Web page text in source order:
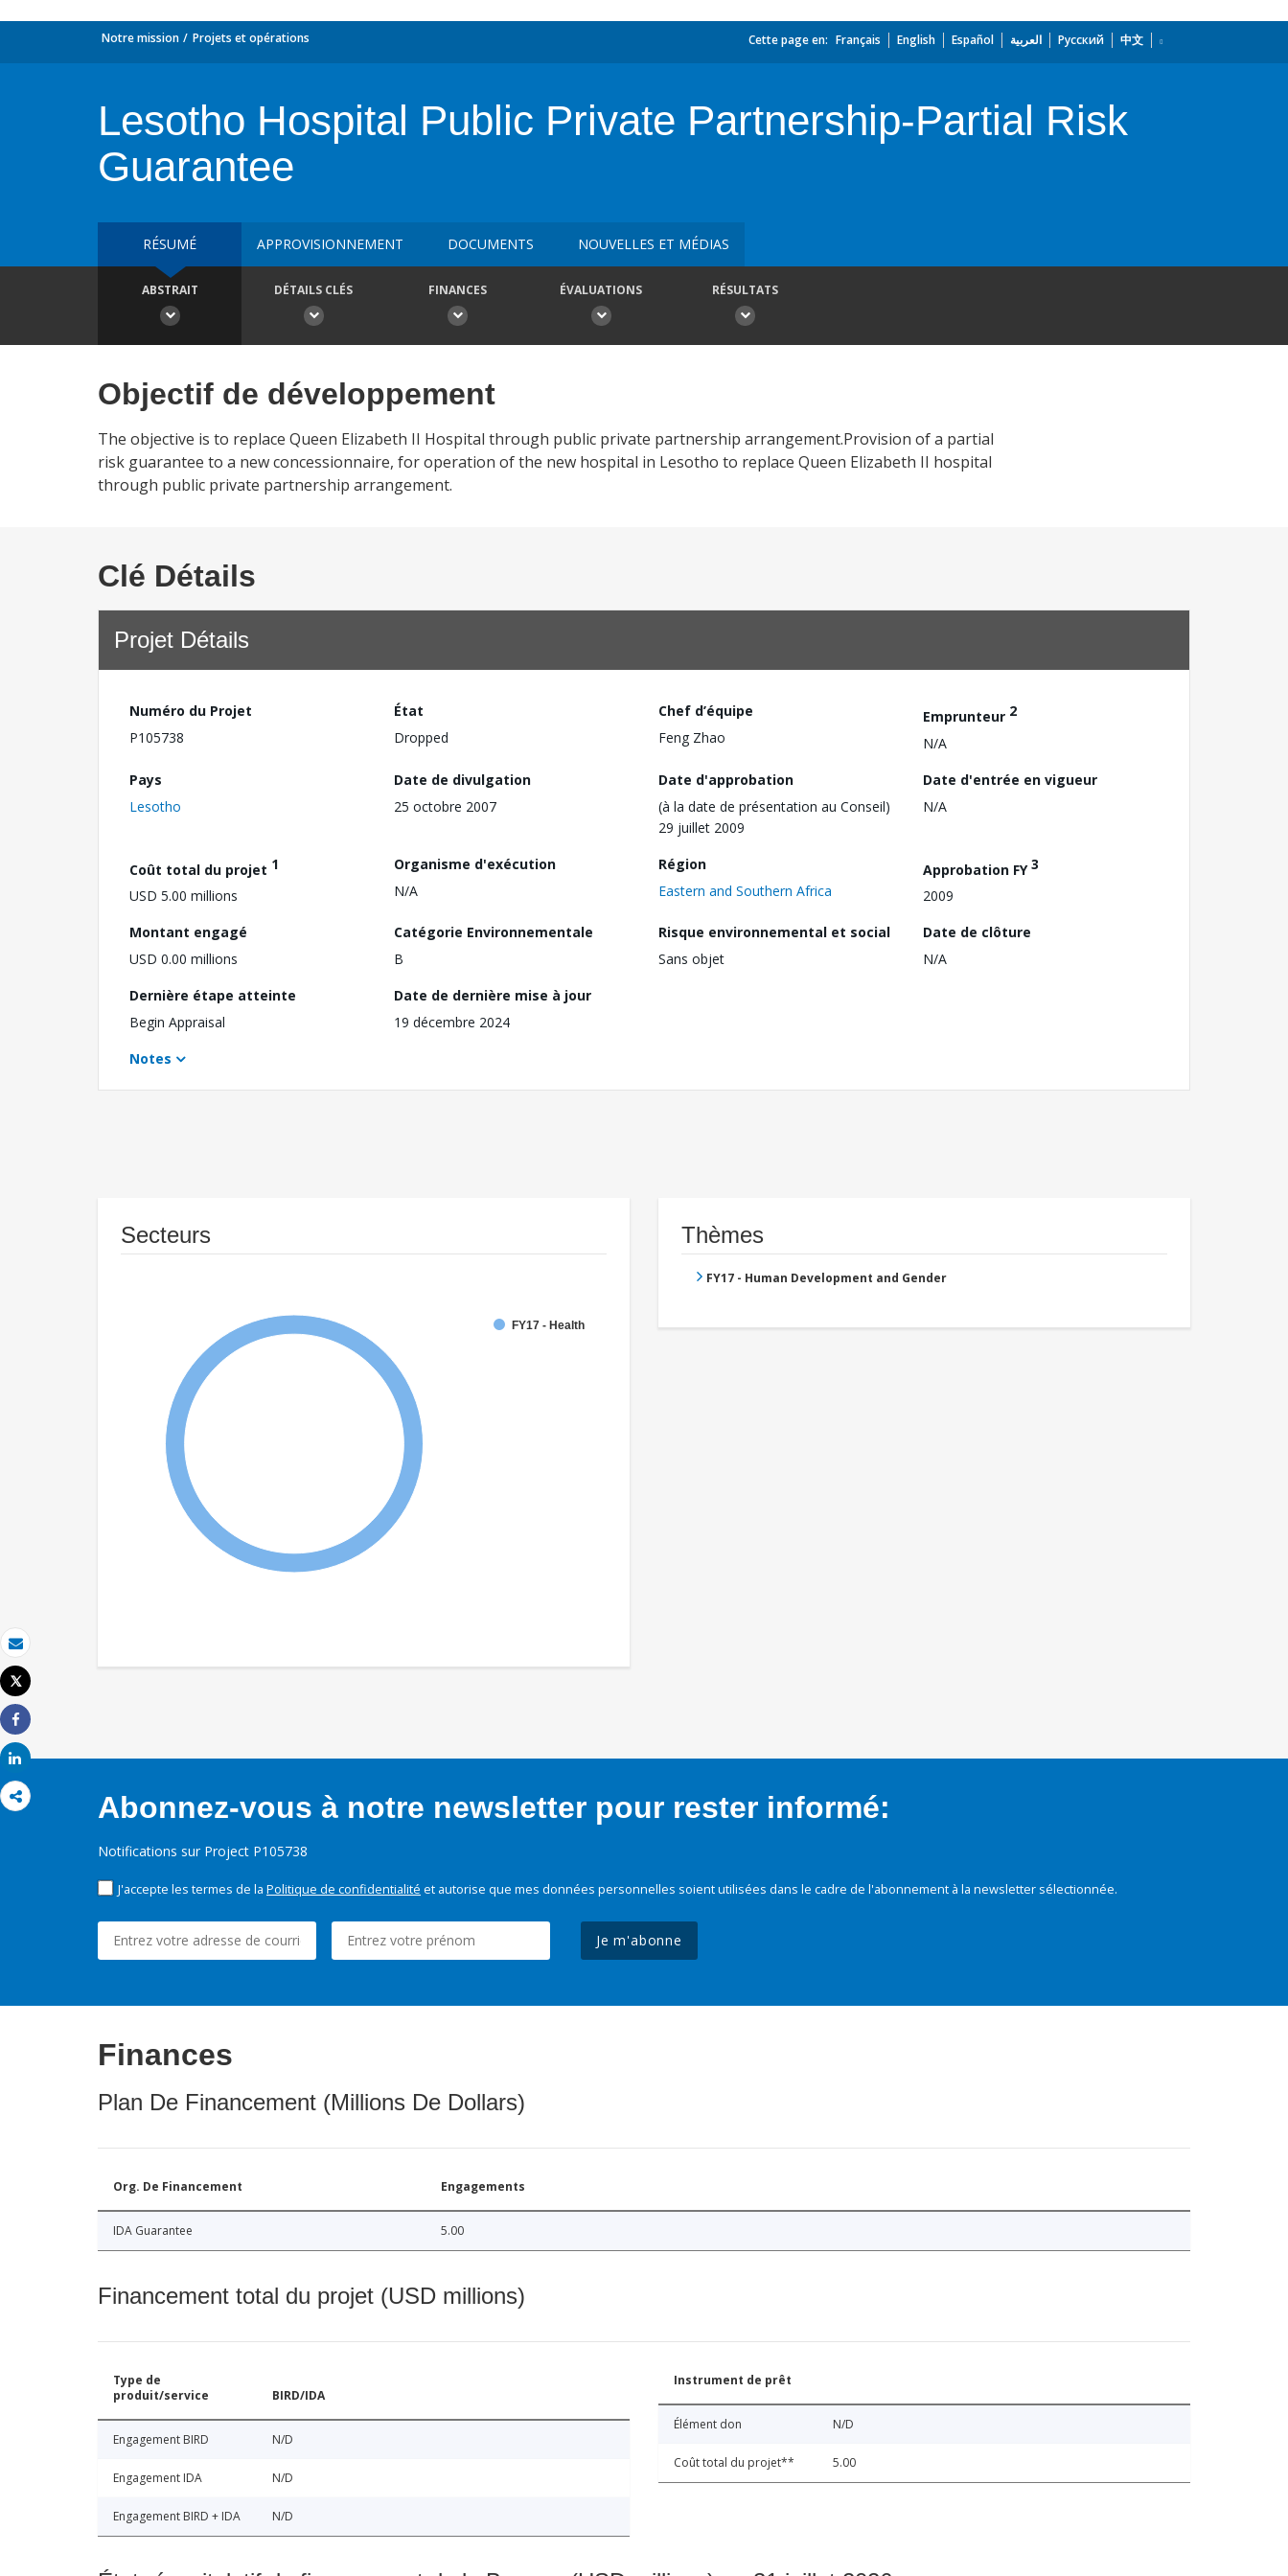
Email
Imprimer
Tweet
Share
Share
Notre mission Projets et opérations Cette page en: Français English Español العربية Русский 中文
Lesotho Hospital Public Private Partnership-Partial Risk
Guarantee
RÉSUMÉ APPROVISIONNEMENT DOCUMENTS NOUVELLES ET MÉDIAS
ABSTRAIT DÉTAILS CLÉS FINANCES ÉVALUATIONS RÉSULTATS
Objectif de développement
The objective is to replace Queen Elizabeth II Hospital through public private partnership arrangement.Provision of a partial
risk guarantee to a new concessionnaire, for operation of the new hospital in Lesotho to replace Queen Elizabeth II hospital
through public private partnership arrangement.
Clé Détails
Projet Détails
Numéro du Projet
P105738
État
Dropped
Chef d’équipe
Feng Zhao
Emprunteur 2
N/A
Pays
Lesotho
Date de divulgation
25 octobre 2007
Date d'approbation
(à la date de présentation au Conseil)
29 juillet 2009
Date d'entrée en vigueur
N/A
Coût total du projet 1
USD 5.00 millions
Organisme d'exécution
N/A
Région
Eastern and Southern Africa
Approbation FY3
2009
Montant engagé
USD 0.00 millions
Catégorie Environnementale
B
Risque environnemental et social
Sans objet
Date de clôture
N/A
Dernière étape atteinte
Begin Appraisal
Date de dernière mise à jour
19 décembre 2024
Notes
Secteurs
FY17 - Health
Thèmes
FY17 - Human Development and Gender
Abonnez-vous à notre newsletter pour rester informé:
Notifications sur Project P105738
J'accepte les termes de la Politique de confidentialité et autorise que mes données personnelles soient utilisées dans le cadre de l'abonnement à la newsletter sélectionnée.
Je m'abonne
Finances
Plan De Financement (Millions De Dollars)
Org. De Financement Engagements
IDA Guarantee 5.00
Financement total du projet (USD millions)
Type de
produit/service
BIRD/IDA
Engagement BIRD N/D
Engagement IDA N/D
Engagement BIRD + IDA N/D
Instrument de prêt
Élément don N/D
Coût total du projet** 5.00